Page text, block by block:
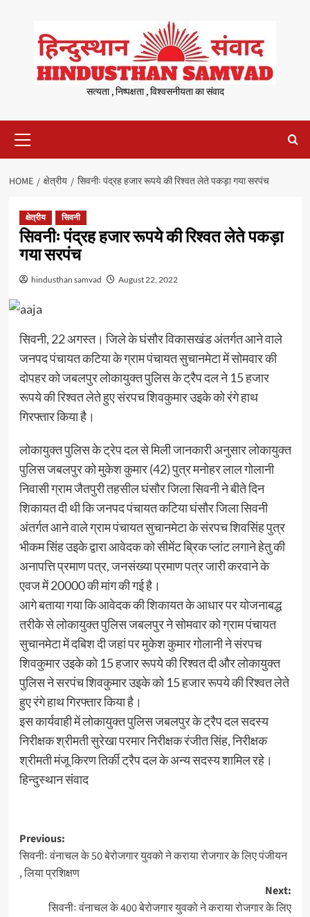
content
सत्यता , निष्पक्षता , विश्वसनीयता का संवाद
Menu
HOME क्षेत्रीय सिवनीः पंद्रह हजार रूपये की रिश्वत लेते पकड़ा गया सरपंच
क्षेत्रीय सिवनी
सिवनीः पंद्रह हजार रूपये की रिश्वत लेते पकड़ा
गया सरपंच
hindusthan samvad August 22, 2022
सिवनी, 22 अगस्त। जिले के घंसौर विकासखंड अंतर्गत आने वाले
जनपद पंचायत कटिया के ग्राम पंचायत सुचानमेटा में सोमवार की
दोपहर को जबलपुर लोकायुक्त पुलिस के ट्रैप दल ने 15 हजार
रूपये की रिश्वत लेते हुए संरपच शिवकुमार उइके को रंगे हाथ
गिरफ्तार किया है।
लोकायुक्त पुलिस के ट्रेप दल से मिली जानकारी अनुसार लोकायुक्त
पुलिस जबलपुर को मुकेश कुमार (42) पुत्र मनोहर लाल गोलानी
निवासी ग्राम जैतपुरी तहसील घंसौर जिला सिवनी ने बीते दिन
शिकायत दी थी कि जनपद पंचायत कटिया घंसौर जिला सिवनी
अंतर्गत आने वाले ग्राम पंचायत सुचानमेटा के संरपच शिवसिंह पुत्र
भीकम सिंह उइके द्वारा आवेदक को सीमेंट ब्रिक प्लांट लगाने हेतु की
अनापत्ति प्रमाण पत्र, जनसंख्या प्रमाण पत्र जारी करवाने के
एवज में 20000 की मांग की गई है।
आगे बताया गया कि आवेदक की शिकायत के आधार पर योजनाबद्ध
तरीके से लोकायुक्त पुलिस जबलपुर ने सोमवार को ग्राम पंचायत
सुचानमेटा में दबिश दी जहां पर मुकेश कुमार गोलानी ने संरपच
शिवकुमार उइके को 15 हजार रूपये की रिश्वत दी और लोकायुक्त
पुलिस ने सरपंच शिवकुमार उइके को 15 हजार रूपये की रिश्वत लेते
हुए रंगे हाथ गिरफ्तार किया है।
इस कार्यवाही में लोकायुक्त पुलिस जबलपुर के ट्रैप दल सदस्य
निरीक्षक श्रीमती सुरेखा परमार निरीक्षक रंजीत सिंह, निरीक्षक
श्रीमती मंजू किरण तिर्की ट्रैप दल के अन्य सदस्य शामिल रहे।
हिन्दुस्थान संवाद
Post
navigation
Previous:
सिवनीः वंनाचल के 50 बेरोजगार युवको ने कराया रोजगार के लिए पंजीयन
, लिया प्रशिक्षण
Next:
सिवनीः वंनाचल के 400 बेरोजगार युवको ने कराया रोजगार के लिए